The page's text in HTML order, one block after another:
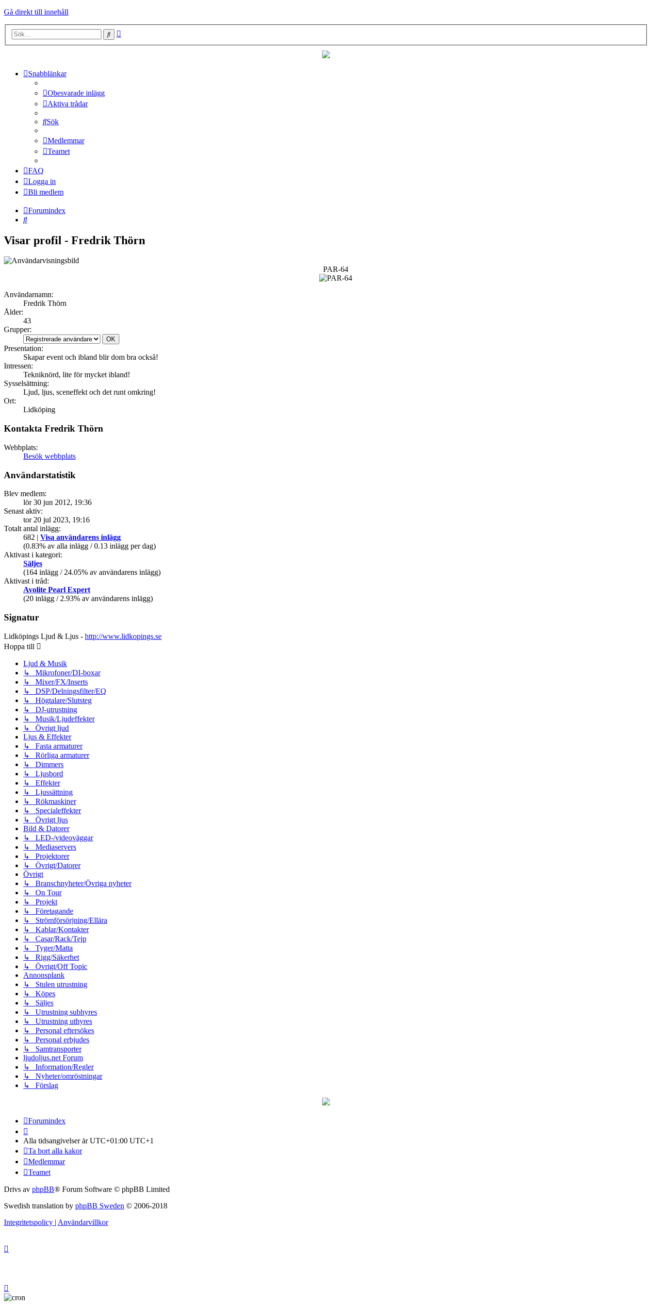
Gå direkt till innehåll
Sök
Snabblänkar
Obesvarade inlägg
Aktiva trådar
Sök
Medlemmar
Teamet
FAQ
Logga in
Bli medlem
Forumindex
Sök
Visar profil - Fredrik Thörn
PAR-64
Användarnamn:
Fredrik Thörn
Ålder:
43
Grupper:
Presentation:
Skapar event och ibland blir dom bra också!
Intressen:
Tekniknörd, lite för mycket ibland!
Sysselsättning:
Ljud, ljus, sceneffekt och det runt omkring!
Ort:
Lidköping
Kontakta Fredrik Thörn
Webbplats:
Besök webbplats
Användarstatistik
Blev medlem:
lör 30 jun 2012, 19:36
Senast aktiv:
tor 20 jul 2023, 19:16
Totalt antal inlägg:
682 | Visa användarens inlägg
(0.83% av alla inlägg / 0.13 inlägg per dag)
Aktivast i kategori:
Säljes
(164 inlägg / 24.05% av användarens inlägg)
Aktivast i tråd:
Avolite Pearl Expert
(20 inlägg / 2.93% av användarens inlägg)
Signatur
Lidköpings Ljud & Ljus - http://www.lidkopings.se
Hoppa till
Ljud & Musik
↳ Mikrofoner/DI-boxar
↳ Mixer/FX/Inserts
↳ DSP/Delningsfilter/EQ
↳ Högtalare/Slutsteg
↳ DJ-utrustning
↳ Musik/Ljudeffekter
↳ Övrigt ljud
Ljus & Effekter
↳ Fasta armaturer
↳ Rörliga armaturer
↳ Dimmers
↳ Ljusbord
↳ Effekter
↳ Ljussättning
↳ Rökmaskiner
↳ Specialeffekter
↳ Övrigt ljus
Bild & Datorer
↳ LED-/videoväggar
↳ Mediaservers
↳ Projektorer
↳ Övrigt/Datorer
Övrigt
↳ Branschnyheter/Övriga nyheter
↳ On Tour
↳ Projekt
↳ Företagande
↳ Strömförsörjning/Ellära
↳ Kablar/Kontakter
↳ Casar/Rack/Tejp
↳ Tyger/Matta
↳ Rigg/Säkerhet
↳ Övrigt/Off Topic
Annonsplank
↳ Stulen utrustning
↳ Köpes
↳ Säljes
↳ Utrustning subhyres
↳ Utrustning uthyres
↳ Personal eftersökes
↳ Personal erbjudes
↳ Samtransporter
ljudoljus.net Forum
↳ Information/Regler
↳ Nyheter/omröstningar
↳ Förslag
Forumindex
Alla tidsangivelser är UTC+01:00 UTC+1
Ta bort alla kakor
Medlemmar
Teamet
Drivs av phpBB® Forum Software © phpBB Limited
Swedish translation by phpBB Sweden © 2006-2018
Integritetspolicy | Användarvillkor